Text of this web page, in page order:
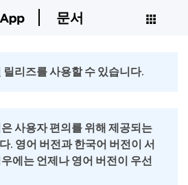
문서
릴리즈를 사용할 수 있습니다.
사용자 편의를 위해 제공되는
. 영어 버전과 한국어 버전이 서
에는 언제나 영어 버전이 우선